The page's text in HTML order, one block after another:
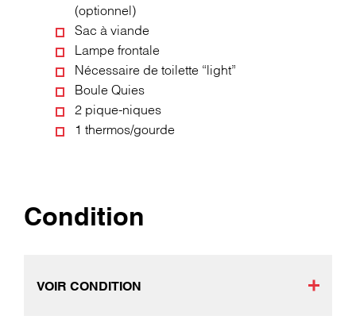
(optionnel)
Sac à viande
Lampe frontale
Nécessaire de toilette “light”
Boule Quies
2 pique-niques
1 thermos/gourde
Condition
VOIR CONDITION